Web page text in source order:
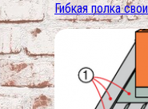
Гибкая полка